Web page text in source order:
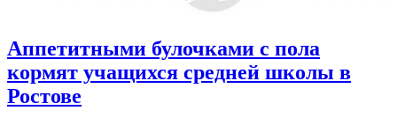
Аппетитными булочками с пола
кормят учащихся средней школы в
Ростове